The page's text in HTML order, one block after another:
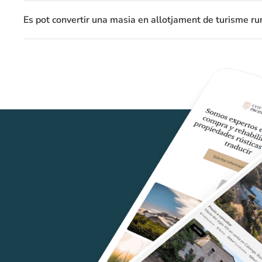
Es pot convertir una masia en allotjament de turisme